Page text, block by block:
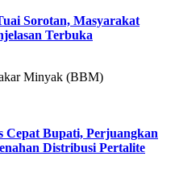
Sorotan, Masyarakat
Terbuka
Minyak (BBM)
Cepat Bupati, Perjuangkan
Distribusi Pertalite